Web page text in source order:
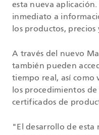
esta nueva
inmediato a
los productos,
A través del nuevo
también pueden
tiempo real, así como
los procedimientos
certificados de
"El desarrollo de esta